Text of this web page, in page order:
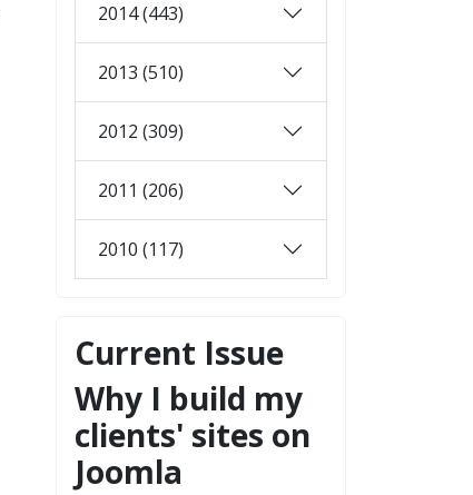
2014 (443)
2013 (510)
2012 (309)
2011 (206)
2010 (117)
Current Issue
Why I build my
clients' sites on
Joomla